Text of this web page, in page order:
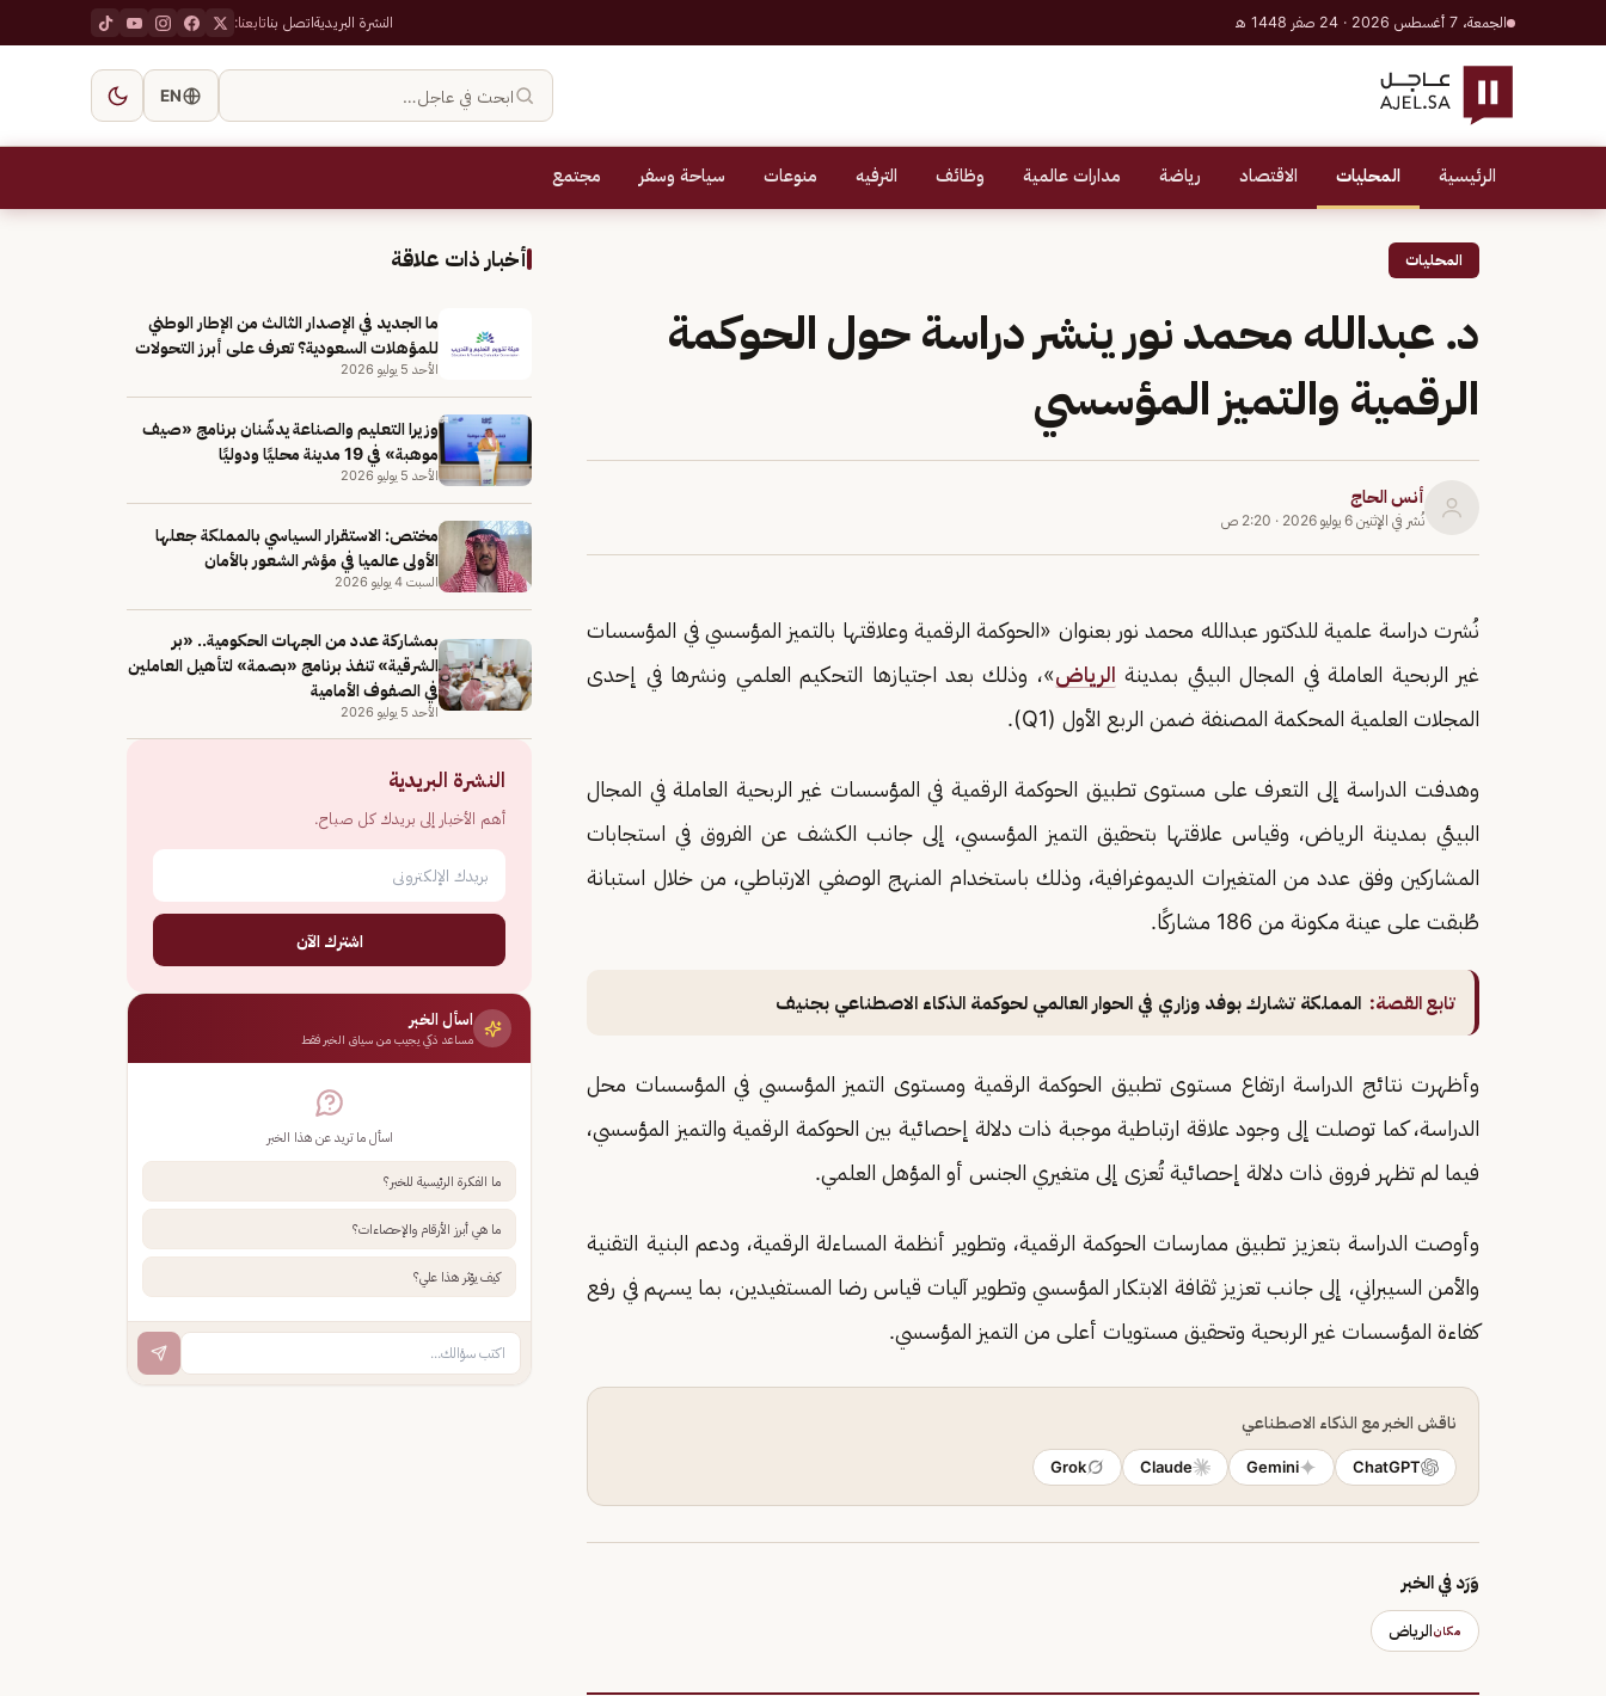
الجمعة، 7 أغسطس 2026 · 24 صفر 1448 هـ النشرة البريديةاتصل بناتابعنا:
ابحث في عاجل… EN
الرئيسية المحليات الاقتصاد رياضة مدارات عالمية وظائف الترفيه منوعات سياحة وسفر مجتمع
المحليات
د. عبدالله محمد نور ينشر دراسة حول الحوكمة
الرقمية والتميز المؤسسي
أنس الحاج
نُشر في الإثنين 6 يوليو 2026 · 2:20 ص
نُشرت دراسة علمية للدكتور عبدالله محمد نور بعنوان «الحوكمة الرقمية وعلاقتها بالتميز المؤسسي في المؤسسات
غير الربحية العاملة في المجال البيئي بمدينة الرياض»، وذلك بعد اجتيازها التحكيم العلمي ونشرها في إحدى
المجلات العلمية المحكمة المصنفة ضمن الربع الأول (Q1).
وهدفت الدراسة إلى التعرف على مستوى تطبيق الحوكمة الرقمية في المؤسسات غير الربحية العاملة في المجال
البيئي بمدينة الرياض، وقياس علاقتها بتحقيق التميز المؤسسي، إلى جانب الكشف عن الفروق في استجابات
المشاركين وفق عدد من المتغيرات الديموغرافية، وذلك باستخدام المنهج الوصفي الارتباطي، من خلال استبانة
طُبقت على عينة مكونة من 186 مشاركًا.
تابع القصة: المملكة تشارك بوفد وزاري في الحوار العالمي لحوكمة الذكاء الاصطناعي بجنيف
وأظهرت نتائج الدراسة ارتفاع مستوى تطبيق الحوكمة الرقمية ومستوى التميز المؤسسي في المؤسسات محل
الدراسة، كما توصلت إلى وجود علاقة ارتباطية موجبة ذات دلالة إحصائية بين الحوكمة الرقمية والتميز المؤسسي،
فيما لم تظهر فروق ذات دلالة إحصائية تُعزى إلى متغيري الجنس أو المؤهل العلمي.
وأوصت الدراسة بتعزيز تطبيق ممارسات الحوكمة الرقمية، وتطوير أنظمة المساءلة الرقمية، ودعم البنية التقنية
والأمن السيبراني، إلى جانب تعزيز ثقافة الابتكار المؤسسي وتطوير آليات قياس رضا المستفيدين، بما يسهم في رفع
كفاءة المؤسسات غير الربحية وتحقيق مستويات أعلى من التميز المؤسسي.
ناقش الخبر مع الذكاء الاصطناعي
ChatGPT
Gemini
Claude
Grok
وَرَد في الخبر
مكانالرياض
أخبار ذات علاقة
ما الجديد في الإصدار الثالث من الإطار الوطني
للمؤهلات السعودية؟ تعرف على أبرز التحولات
الأحد 5 يوليو 2026
وزيرا التعليم والصناعة يدشّنان برنامج «صيف
موهبة» في 19 مدينة محليًا ودوليًا
الأحد 5 يوليو 2026
مختص: الاستقرار السياسي بالمملكة جعلها
الأولى عالميا في مؤشر الشعور بالأمان
السبت 4 يوليو 2026
بمشاركة عدد من الجهات الحكومية.. «بر
الشرقية» تنفذ برنامج «بصمة» لتأهيل العاملين
في الصفوف الأمامية
الأحد 5 يوليو 2026
النشرة البريدية
أهم الأخبار إلى بريدك كل صباح.
اشترك الآن
اسأل الخبر
مساعد ذكي يجيب من سياق الخبر فقط
اسأل ما تريد عن هذا الخبر
ما الفكرة الرئيسية للخبر؟
ما هي أبرز الأرقام والإحصاءات؟
كيف يؤثر هذا علي؟